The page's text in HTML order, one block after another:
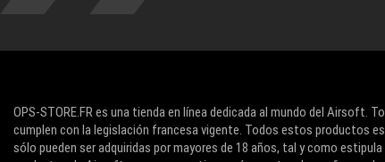
OPS-STORE.FR es una tienda en línea dedicada al mundo del
cumplen con la legislación francesa vigente. Todos estos productos
sólo pueden ser adquiridas por mayores de 18 años, tal y como